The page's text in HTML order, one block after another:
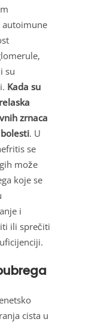
su
Kada su
zrnaca
. U
se
može
koje se
i
ili sprečiti
cista u